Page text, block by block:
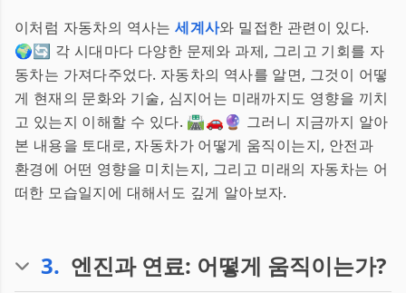
이처럼 자동차의 역사는세계사와 밀접한 관련이 있다.
🌍🔄 각 시대마다 다양한 문제와 과제, 그리고 기회를 자
동차는 가져다주었다. 자동차의 역사를 알면, 그것이 어떻
게 현재의 문화와 기술, 심지어는 미래까지도 영향을 끼치
고 있는지 이해할 수 있다. 🛣️🚗🔮 그러니 지금까지 알아
본 내용을 토대로, 자동차가 어떻게 움직이는지, 안전과
환경에 어떤 영향을 미치는지, 그리고 미래의 자동차는 어
떠한 모습일지에 대해서도 깊게 알아보자.
3. 엔진과 연료: 어떻게 움직이는가?